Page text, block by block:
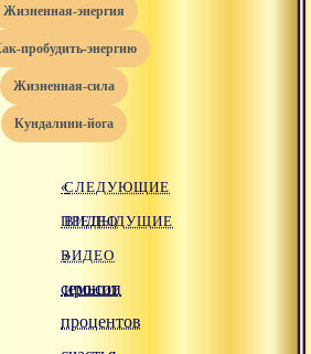
жизненная-энергия
как-пробудить-энергию
жизненная-сила
кундалини-йога
«
ПРЕДЫДУЩИЕ
ВИДЕО
семьсот
процентов
СЛЕДУЮЩИЕ
ВИДЕО
»
иронии